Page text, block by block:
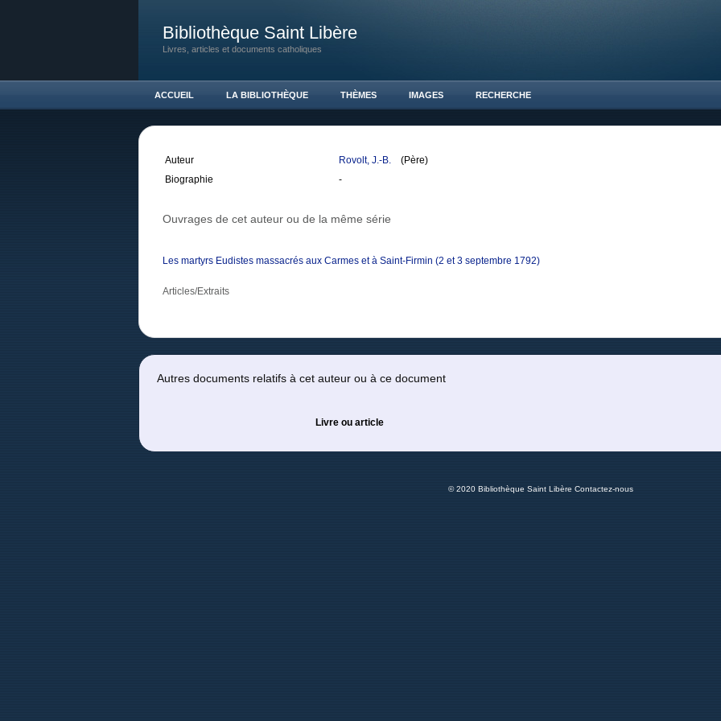
Bibliothèque Saint Libère
Livres, articles et documents catholiques
ACCUEIL LA BIBLIOTHÈQUE THÈMES IMAGES RECHERCHE
Auteur Rovolt, J.-B.
(Père)
Biographie
-
Ouvrages de cet auteur ou de la même série
Les martyrs Eudistes massacrés aux Carmes et à Saint-Firmin (2 et 3 septembre 1792)
Articles/Extraits
Autres documents relatifs à cet auteur ou à ce document
Livre ou article
© 2020 Bibliothèque Saint Libère Contactez-nous